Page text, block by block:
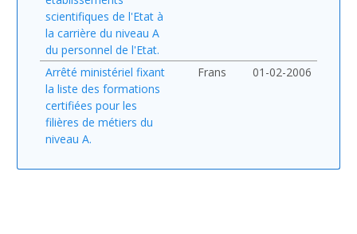
scientifiques de l'Etat à
la carrière du niveau A
du personnel de l'Etat.
Arrêté ministériel fixant
la liste des formations
certifiées pour les
filières de métiers du
niveau A.
Frans 01-02-2006